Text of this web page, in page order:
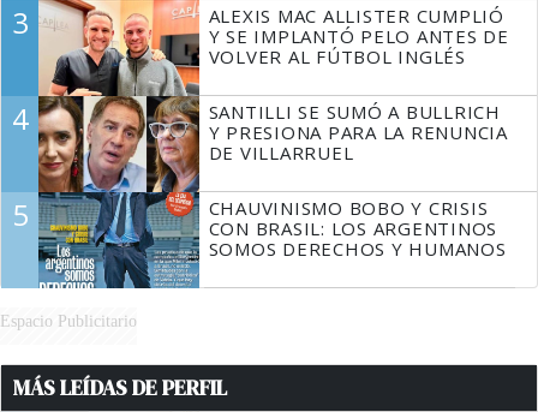
3
ALEXIS MAC ALLISTER CUMPLIÓ
Y SE IMPLANTÓ PELO ANTES DE
VOLVER AL FÚTBOL INGLÉS
4
SANTILLI SE SUMÓ A BULLRICH
Y PRESIONA PARA LA RENUNCIA
DE VILLARRUEL
5
CHAUVINISMO BOBO Y CRISIS
CON BRASIL: LOS ARGENTINOS
SOMOS DERECHOS Y HUMANOS
Espacio Publicitario
MÁS LEÍDAS DE PERFIL